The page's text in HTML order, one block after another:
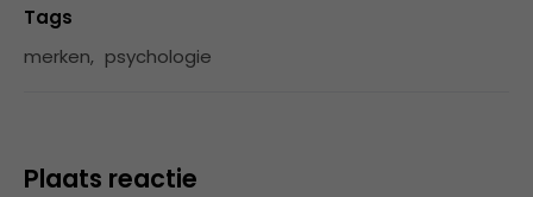
Tags
merken, psychologie
Plaats reactie